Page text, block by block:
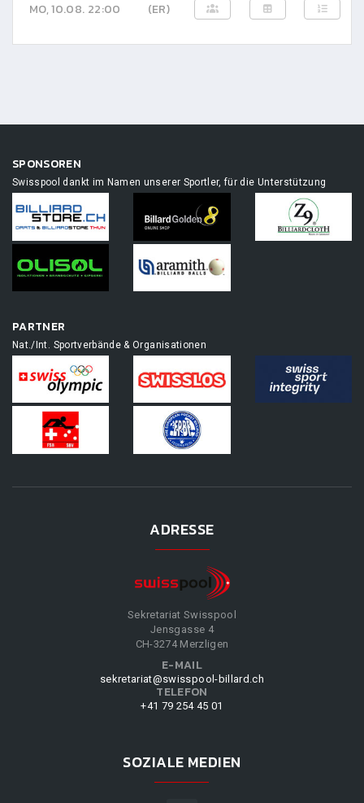
MO, 10.08. 22:00
(ER)
SPONSOREN
Swisspool dankt im Namen unserer Sportler, für die Unterstützung
PARTNER
Nat./Int. Sportverbände & Organisationen
ADRESSE
Sekretariat Swisspool
Jensgasse 4
CH-3274 Merzligen
E-MAIL
sekretariat@swisspool-billard.ch
TELEFON
+41 79 254 45 01
SOZIALE MEDIEN